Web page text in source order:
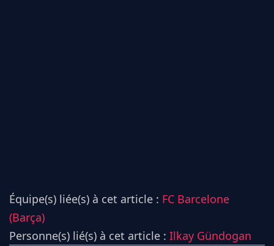
Équipe(s) liée(s) à cet article : FC Barcelone
(Barça)
Personne(s) lié(s) à cet article : Ilkay Gündogan